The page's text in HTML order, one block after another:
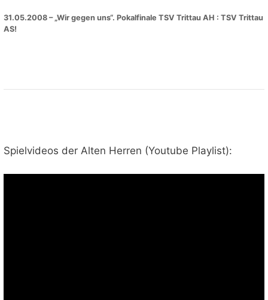
31.05.2008 – „Wir gegen uns“. Pokalfinale TSV Trittau AH : TSV Trittau
AS!
Spielvideos der Alten Herren (Youtube Playlist):